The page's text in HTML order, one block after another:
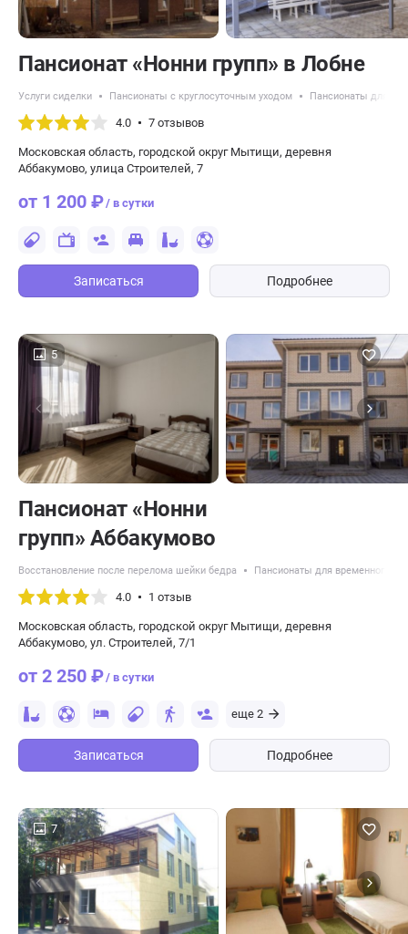
Пансионат «Нонни групп» в Лобне
Услуги сиделки Пансионаты с круглосуточным уходом Пансионаты для
4.0 7 отзывов
Московская область, городской округ Мытищи, деревня
Аббакумово, улица Строителей, 7
от 1 200 ₽/ в сутки
Записаться Подробнее
5
Пансионат «Нонни
групп» Аббакумово
Восстановление после перелома шейки бедра Пансионаты для временного
4.0 1 отзыв
Московская область, городской округ Мытищи, деревня
Аббакумово, ул. Строителей, 7/1
от 2 250 ₽/ в сутки
еще 2
Записаться Подробнее
7